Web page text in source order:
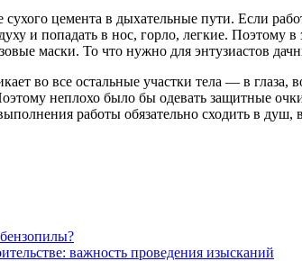
цемента в дыхательные пути. Если
и попадать в нос, горло, легкие.
маски. То что нужно для энтузиастов
во все остальные участки тела — в
неплохо было бы одевать защитные
работы обязательно сходить в
важность проведения изысканий